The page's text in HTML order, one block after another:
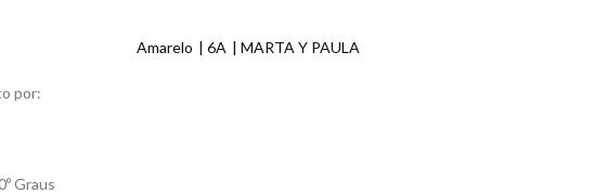
Amarelo 6A MARTA Y PAULA
por:
Graus